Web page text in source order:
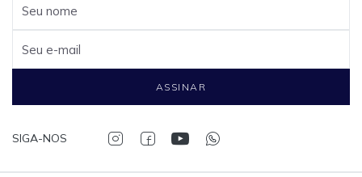
Seu nome
Seu e-mail
ASSINAR
SIGA-NOS